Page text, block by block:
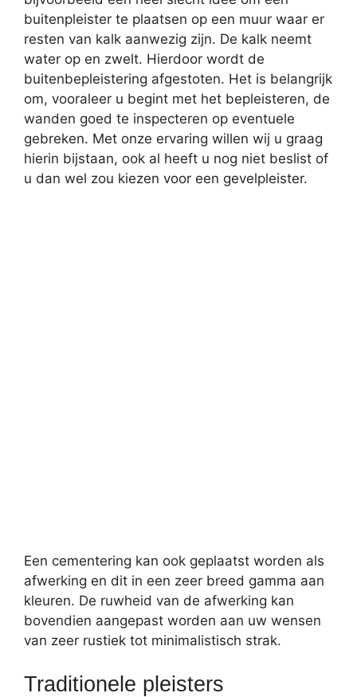
buitenpleister te plaatsen op een muur waar er
resten van kalk aanwezig zijn. De kalk neemt
water op en zwelt. Hierdoor wordt de
buitenbepleistering afgestoten. Het is belangrijk
om, vooraleer u begint met het bepleisteren, de
wanden goed te inspecteren op eventuele
gebreken. Met onze ervaring willen wij u graag
hierin bijstaan, ook al heeft u nog niet beslist of
u dan wel zou kiezen voor een gevelpleister.
Een cementering kan ook geplaatst worden als
afwerking en dit in een zeer breed gamma aan
kleuren. De ruwheid van de afwerking kan
bovendien aangepast worden aan uw wensen
van zeer rustiek tot minimalistisch strak.
Traditionele pleisters